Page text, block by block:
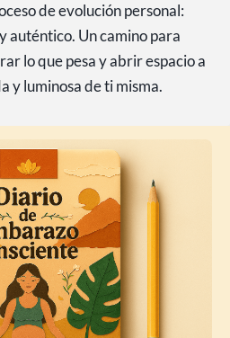
de evolución personal:
auténtico. Un camino para
lo que pesa y abrir espacio a
y luminosa de ti misma.